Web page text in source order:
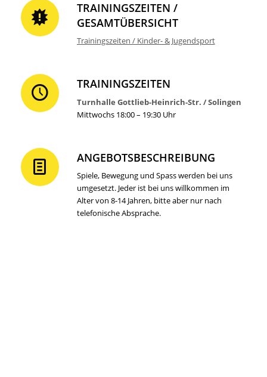
TRAININGSZEITEN /
GESAMTÜBERSICHT
Trainingszeiten / Kinder- & Jugendsport
TRAININGSZEITEN
Turnhalle Gottlieb-Heinrich-Str. / Solingen
Mittwochs 18:00 – 19:30 Uhr
ANGEBOTSBESCHREIBUNG
Spiele, Bewegung und Spass werden bei uns
umgesetzt. Jeder ist bei uns willkommen im
Alter von 8-14 Jahren, bitte aber nur nach
telefonische Absprache.